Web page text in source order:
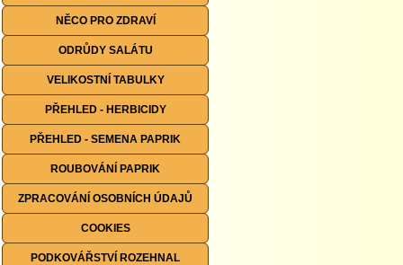
NĚCO PRO ZDRAVÍ
ODRŮDY SALÁTU
VELIKOSTNÍ TABULKY
PŘEHLED - HERBICIDY
PŘEHLED - SEMENA PAPRIK
ROUBOVÁNÍ PAPRIK
ZPRACOVÁNÍ OSOBNÍCH ÚDAJŮ
COOKIES
PODKOVÁŘSTVÍ ROZEHNAL